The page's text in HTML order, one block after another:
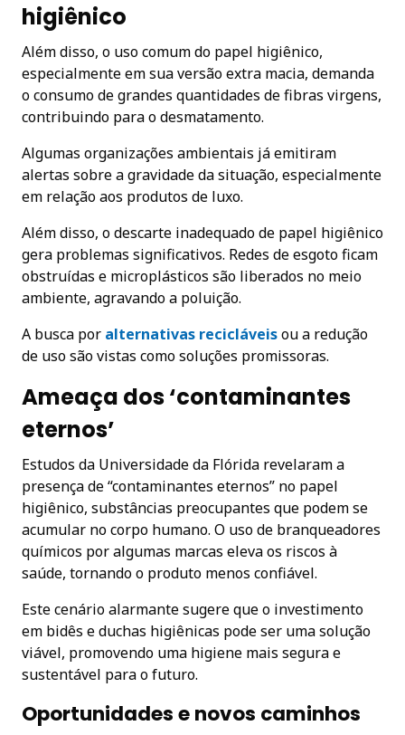
higiênico
Além disso, o uso comum do papel higiênico,
especialmente em sua versão extra macia, demanda
o consumo de grandes quantidades de fibras virgens,
contribuindo para o desmatamento.
Algumas organizações ambientais já emitiram
alertas sobre a gravidade da situação, especialmente
em relação aos produtos de luxo.
Além disso, o descarte inadequado de papel higiênico
gera problemas significativos. Redes de esgoto ficam
obstruídas e microplásticos são liberados no meio
ambiente, agravando a poluição.
A busca por alternativas recicláveisou a redução
de uso são vistas como soluções promissoras.
Ameaça dos ‘contaminantes
eternos’
Estudos da Universidade da Flórida revelaram a
presença de “contaminantes eternos” no papel
higiênico, substâncias preocupantes que podem se
acumular no corpo humano. O uso de branqueadores
químicos por algumas marcas eleva os riscos à
saúde, tornando o produto menos confiável.
Este cenário alarmante sugere que o investimento
em bidês e duchas higiênicas pode ser uma solução
viável, promovendo uma higiene mais segura e
sustentável para o futuro.
Oportunidades e novos caminhos